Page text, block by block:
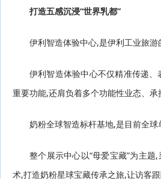
打造五感沉浸“世界乳都”
伊利智造体验中心,是伊利工业旅游
伊利智造体验中心不仅精准传递
重要功能,还肩负着多个功能性业态、承
奶粉全球智造标杆基地,是目前全球
整个展示中心以“母爱宝藏”为主
术,打造奶粉星球宝藏传承之旅,让访客